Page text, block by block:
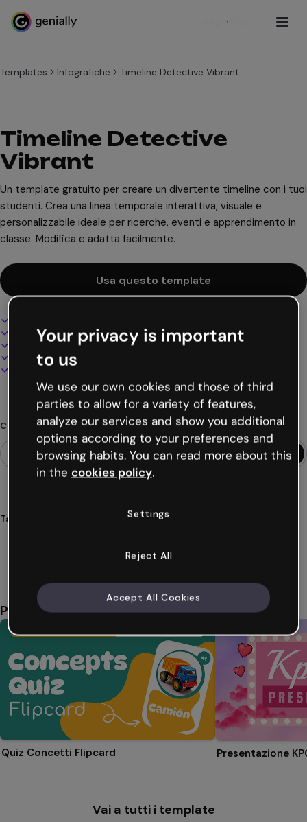
Registrati
Templates Infografiche Timeline Detective Vibrant
Timeline Detective
Vibrant
Un template gratuito per creare un divertente timeline con i tuoi
studenti. Crea una linea temporale interattiva, visuale e
personalizzabile ideale per ricerche, eventi e apprendimento in
classe. Modifica e adatta facilmente.
Usa questo template
100% personalizzabile
Aggiungi audio, video e multimedia
Presenta, condividi o pubblica online
Scarica in PDF, MP4 e altri formati
Cerchi qualcosa di diverso?
Tags
Potrebbe piacerti anche
Quiz Concetti Flipcard Presentazione
Vai a tutti i template
Your privacy is important
to us
We use our own cookies and those of third
parties to allow for a variety of features,
analyze our services and show you additional
options according to your preferences and
browsing habits. You can read more about this
in the cookies policy.
Settings
Reject All
Accept All Cookies